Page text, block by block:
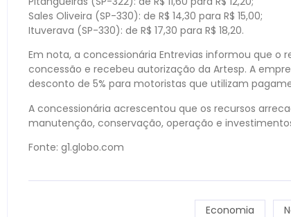
Sales Oliveira (SP-330): de R$ 14,30 para R$ 15,00;
Ituverava (SP-330): de R$ 17,30 para R$ 18,20.
Em nota, a concessionária Entrevias informou que o
concessão e recebeu autorização da Artesp. A
desconto de 5% para motoristas que utilizam
A concessionária acrescentou que os recursos
manutenção, conservação, operação e
Fonte: g1.globo.com
Economia